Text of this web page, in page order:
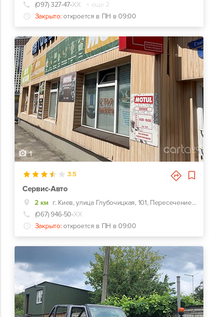
(097) 327-47-ХХ
+ еще 2
Закрыто: откроется в ПН в 09:00
1
3.5
Сервис-Авто
2 км
г. Киев, улица Глубочицкая, 101, Пересечение Глубочицкая/ Нижний Вал
(067) 946-50-ХХ
Закрыто: откроется в ПН в 09:00